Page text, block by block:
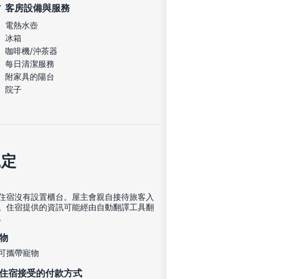
客房設備與服務
電熱水壺
冰箱
咖啡機/沖茶器
每日清潔服務
附家具的陽台
院子
宿沒有設置櫃台。屋主會親自接待旅客入
住宿提供的資訊可能經由自動翻譯工具翻
攜帶寵物
宿接受的付款方式